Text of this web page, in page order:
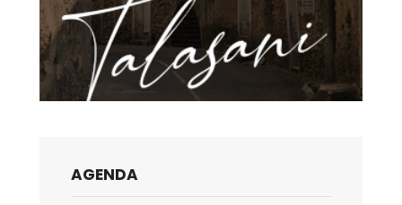
AGENDA